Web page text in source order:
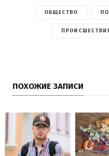
ОБЩЕСТВО
ПОХОЖИЕ ЗАПИСИ